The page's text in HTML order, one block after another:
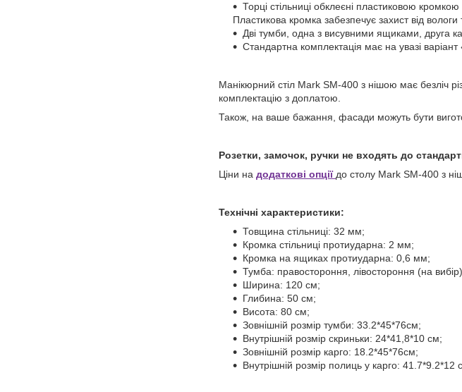
Торці стільниці обклеєні пластиковою
Пластикова кромка забезпечує захист від вологи
Дві тумби, одна з висувними ящиками, друга
Стандартна комплектація має на увазі
Манікюрний стіл Mark SM-400 з нішою має безліч
комплектацію з доплатою.
Також, на ваше бажання, фасади можуть бути
Розетки, замочок, ручки не входять до
Ціни на додаткові опціїдо столу Mark SM-400 з
Технічні характеристики:
Товщина стільниці: 32 мм;
Кромка стільниці протиударна: 2 мм;
Кромка на ящиках протиударна: 0,6 мм;
Тумба: правостороння, лівостороння (на
Ширина: 120 см;
Глибина: 50 см;
Висота: 80 см;
Зовнішній розмір тумби: 33.2*45*76см;
Внутрішній розмір скриньки: 24*41,8*10 см;
Зовнішній розмір карго: 18.2*45*76см;
Внутрішній розмір полиць у карго: 41.7*9.2*12